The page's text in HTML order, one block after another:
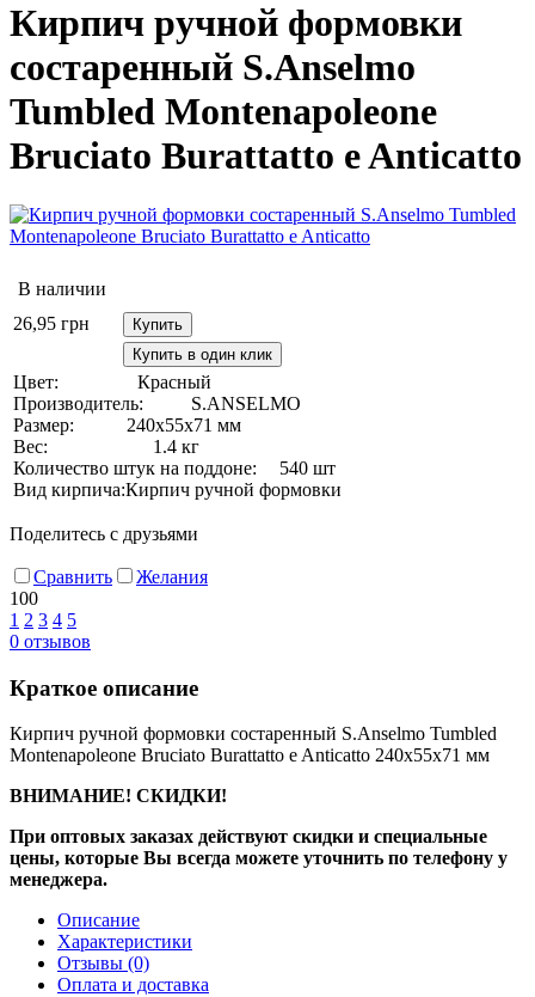
Кирпич ручной формовки
состаренный S.Anselmo
Tumbled Montenapoleone
Bruciato Burattatto e Anticatto
В наличии
26,95 грн
Купить
Купить в один клик
Цвет:
Красный
Производитель:
S.ANSELMO
Размер:
240х55х71 мм
Вес:
1.4 кг
Количество штук на поддоне:
540 шт
Вид кирпича:Кирпич ручной формовки
Поделитесь с друзьями
Сравнить
Желания
100
1 2 3 4 5
0 отзывов
Краткое описание
Кирпич ручной формовки состаренный S.Anselmo Tumbled
Montenapoleone Bruciato Burattatto e Anticatto 240х55х71 мм
ВНИМАНИЕ! СКИДКИ!
При оптовых заказах действуют скидки и специальные
цены, которые Вы всегда можете уточнить по телефону у
менеджера.
Описание
Характеристики
Отзывы (0)
Оплата и доставка